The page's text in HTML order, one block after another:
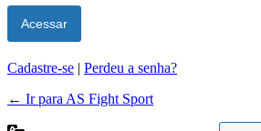
Cadastre-se | Perdeu a senha?
← Ir para AS Fight Sport